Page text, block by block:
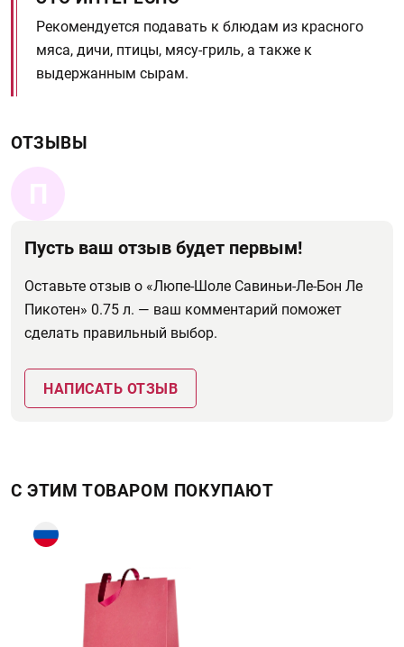
Рекомендуется подавать к блюдам из красного
мяса, дичи, птицы, мясу-гриль, а также к
выдержанным сырам.
ОТЗЫВЫ
П
Пусть ваш отзыв будет первым!
Оставьте отзыв о «Люпе-Шоле Савиньи-Ле-Бон Ле
Пикотен» 0.75 л. — ваш комментарий поможет
сделать правильный выбор.
НАПИСАТЬ ОТЗЫВ
С ЭТИМ ТОВАРОМ ПОКУПАЮТ